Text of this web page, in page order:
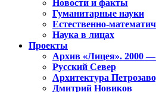
Новости и факты
Гуманитарные науки
Естественно-
Наука в лицах
Проекты
Архив «Лицея». 2000 —
Русский Север
Архитектура
Дмитрий Новиков